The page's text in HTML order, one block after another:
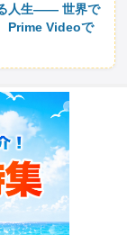
人生―― 世界で
Prime Videoで